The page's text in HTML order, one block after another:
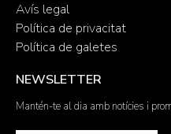
Avís legal
Política de privacitat
Política de galetes
NEWSLETTER
Mantén-te al dia amb notícies i